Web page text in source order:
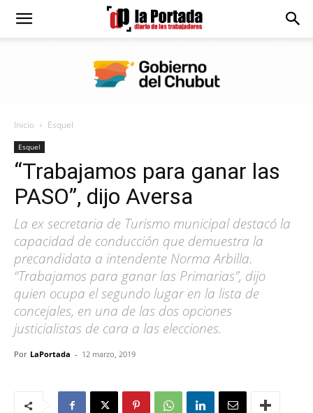
Diario
Portada
Inicio Esquel
Esquel
“Trabajamos para ganar las
PASO”, dijo Aversa
La ex secretaria de Turismo municipal destacó la
capacidad de conducción que demuestra la
precandidata a intendente Norma Arbilla.
“Trabajamos para ganar las Primarias”, dijo
quien ocupa el segundo lugar en la lista de
concejales, en una de las dos opciones
justicialistas de cara a las elecciones.
Por LaPortada - 12 marzo, 2019